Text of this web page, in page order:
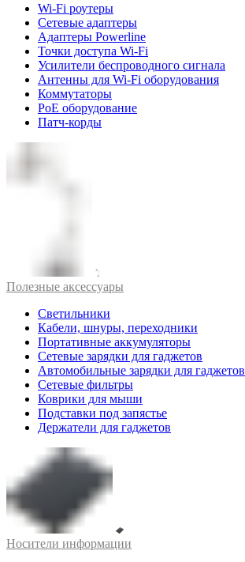
Wi-Fi роутеры
Сетевые адаптеры
Адаптеры Powerline
Точки доступа Wi-Fi
Усилители беспроводного сигнала
Антенны для Wi-Fi оборудования
Коммутаторы
PoE оборудование
Патч-корды
Полезные аксессуары
Светильники
Кабели, шнуры, переходники
Портативные аккумуляторы
Сетевые зарядки для гаджетов
Автомобильные зарядки для гаджетов
Сетевые фильтры
Коврики для мыши
Подставки под запястье
Держатели для гаджетов
Носители информации